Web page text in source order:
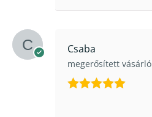
Csaba
megerősített vásárló